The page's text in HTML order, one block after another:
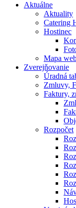
Aktuálne
Aktuality
Catering
Hostinec
Mapa
Zverejňovanie
Úradná
Zmluvy,
Faktury,
Rozpočet